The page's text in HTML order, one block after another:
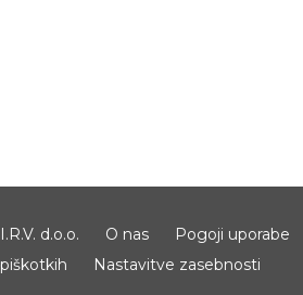
I.R.V. d.o.o. O nas Pogoji uporabe
piškotkih
Nastavitve zasebnosti